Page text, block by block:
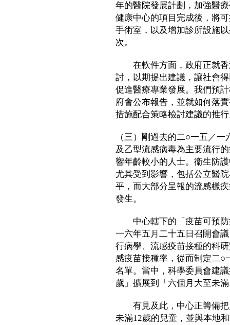
年的醫院發展計劃，加強醫
健康中心的項目完成後，將
手術室，以及增加診所設施
次。
在軟件方面，政府正就香
討，以期提出建議，讓社會
促進醫療專業發展。我們預
府會公布報告，並就如何落
措施配合策略檢討建議的推
（三）剛過去的二○一五／
及乙型流感病毒為主要流行
響年齡較小的人士。衞生防
尤其受到影響，包括公立醫
平，而大部分呈報的流感樣
發生。
中心轄下的「疫苗可預防
一六年五月二十五日召開會
行病學、流感疫苗接種的科
感疫苗接種率，從而制定二○
名單。當中，科學委員會建
歲」擴展到「六個月大至未
有見及此，中心正籌備把
未滿12歲的兒童，並與本地